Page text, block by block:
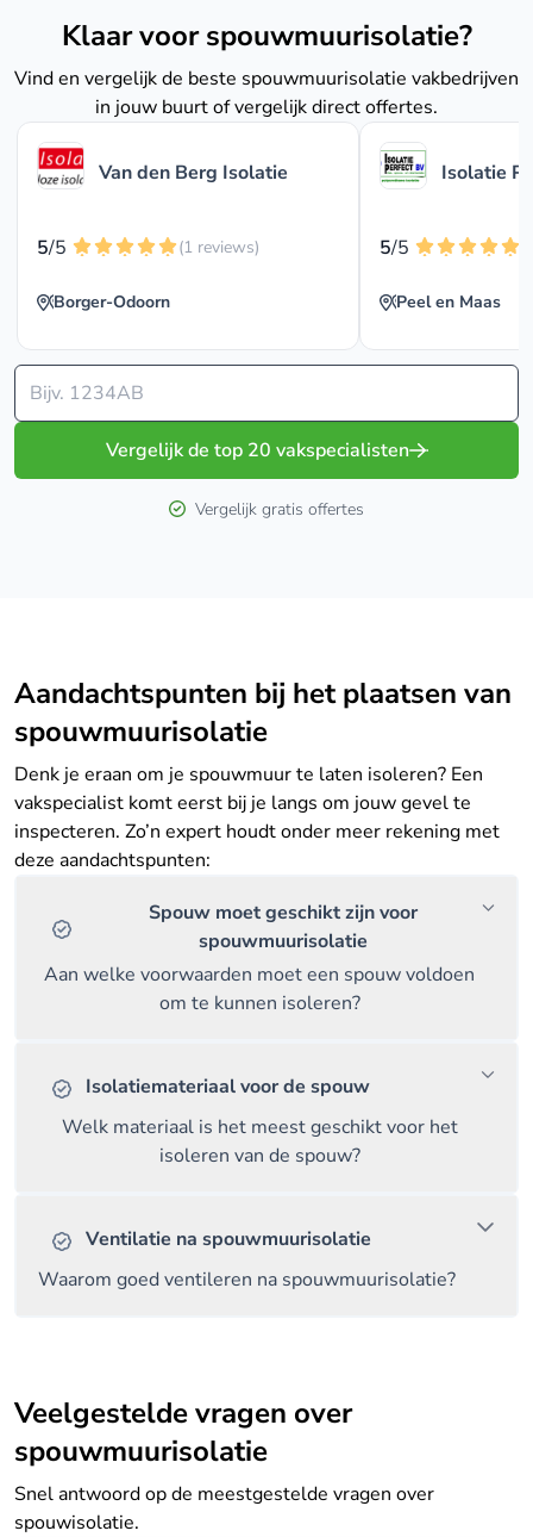
Klaar voor spouwmuurisolatie?
Vind en vergelijk de beste spouwmuurisolatie vakbedrijven
in jouw buurt of vergelijk direct offertes.
Van den Berg Isolatie
5/5 (1 reviews)
Borger-Odoorn
Isolatie
5/5
Peel en Maas
Vergelijk de top 20 vakspecialisten
Vergelijk gratis offertes
Aandachtspunten bij het plaatsen van
spouwmuurisolatie
Denk je eraan om je spouwmuur te laten isoleren? Een
vakspecialist komt eerst bij je langs om jouw gevel te
inspecteren. Zo’n expert houdt onder meer rekening met
deze aandachtspunten:
Spouw moet geschikt zijn voor
spouwmuurisolatie
Aan welke voorwaarden moet een spouw voldoen
om te kunnen isoleren?
Isolatiemateriaal voor de spouw
Welk materiaal is het meest geschikt voor het
isoleren van de spouw?
Ventilatie na spouwmuurisolatie
Waarom goed ventileren na spouwmuurisolatie?
Veelgestelde vragen over
spouwmuurisolatie
Snel antwoord op de meestgestelde vragen over
spouwisolatie.